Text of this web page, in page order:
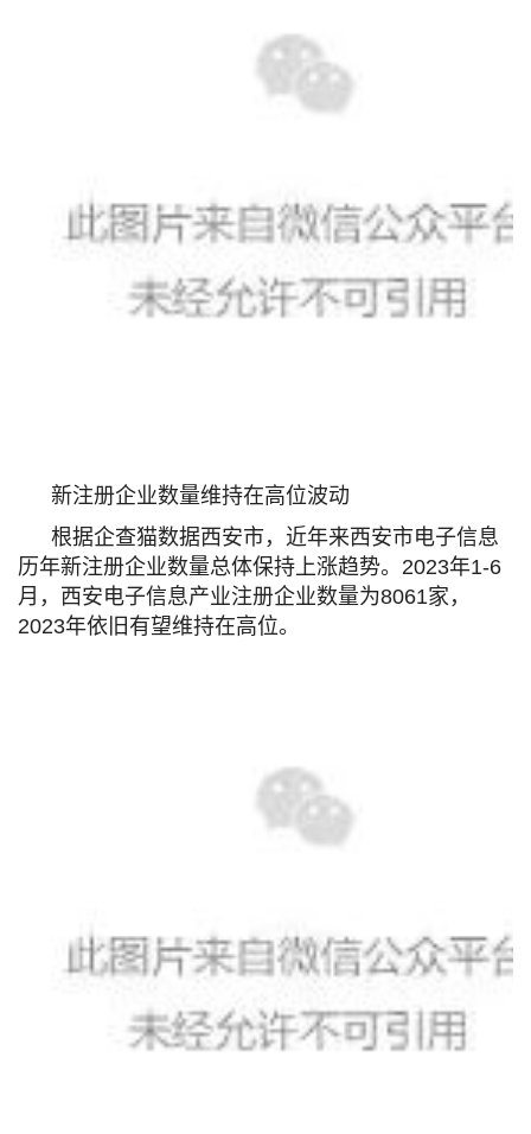
新注册企业数量维持在高位波动
根据企查猫数据西安市，近年来西安市电子信息
历年新注册企业数量总体保持上涨趋势。2023年1-6
月，西安电子信息产业注册企业数量为8061家，
2023年依旧有望维持在高位。